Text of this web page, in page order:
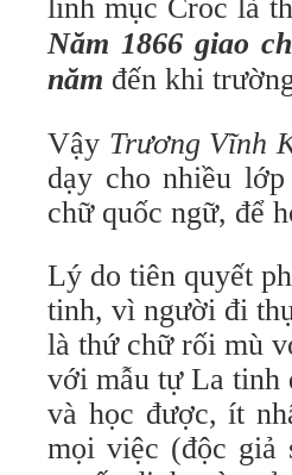
linh mục Croc là
Năm 1866 giao
năm đến khi
Vậy Trương Vĩnh
dạy cho nhiều
chữ quốc ngữ, để
Lý do tiên quyết
tinh, vì người đi
là thứ chữ rối mù
với mẫu tự La tinh
và học được, ít
mọi việc (độc giả